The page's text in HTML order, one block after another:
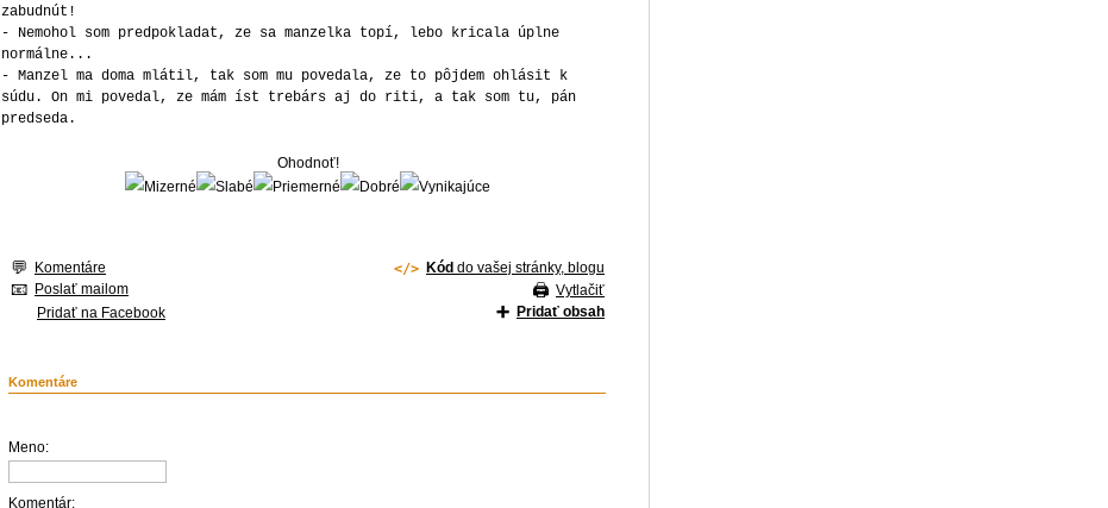
zabudnút!
- Nemohol som predpokladat, ze sa manzelka topí, lebo kricala úplne
normálne...
- Manzel ma doma mlátil, tak som mu povedala, ze to pôjdem ohlásit k
súdu. On mi povedal, ze mám íst trebárs aj do riti, a tak som tu, pán
predseda.
Ohodnoť!
Komentáre
Poslať mailom
Pridať na Facebook
Kód do vašej stránky, blogu
Vytlačiť
Pridať obsah
Komentáre
Meno:
Komentár: